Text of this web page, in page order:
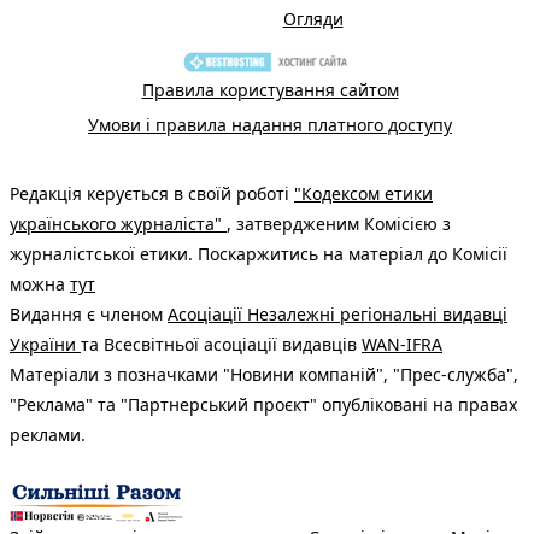
Огляди
Правила користування сайтом
Умови і правила надання платного доступу
Редакція керується в своїй роботі "Кодексом етики
українського журналіста" , затвердженим Комісією з
журналістської етики. Поскаржитись на матеріал до Комісії
можна тут
Видання є членом Асоціації Незалежні регіональні видавці
України та Всесвітньої асоціації видавців WAN-IFRA
Матеріали з позначками "Новини компаній", "Прес-служба",
"Реклама" та "Партнерський проєкт" опубліковані на правах
реклами.